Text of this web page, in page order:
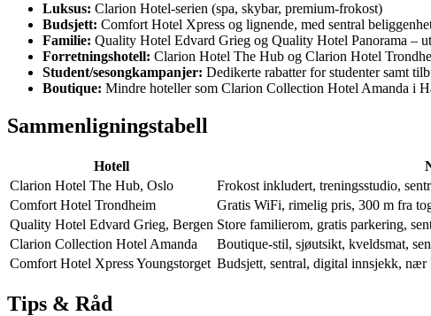
Luksus: Clarion Hotel-serien (spa, skybar, premium-frokost)
Budsjett: Comfort Hotel Xpress og lignende, med sentral
Familie: Quality Hotel Edvard Grieg og Quality Hotel Panorama –
Forretningshotell: Clarion Hotel The Hub og Clarion Hotel
Student/sesongkampanjer: Dedikerte rabatter for studenter samt
Boutique: Mindre hoteller som Clarion Collection Hotel Amanda i
Sammenligningstabell
Hotell
Clarion Hotel The Hub, Oslo
Frokost inkludert, treningsstudio,
Comfort Hotel Trondheim
Gratis WiFi, rimelig pris, 300 m fra
Quality Hotel Edvard Grieg, Bergen Store familierom, gratis parkering,
Clarion Collection Hotel Amanda
Boutique-stil, sjøutsikt, kveldsmat,
Comfort Hotel Xpress Youngstorget Budsjett, sentral, digital innsjekk, nær
Tips & Råd